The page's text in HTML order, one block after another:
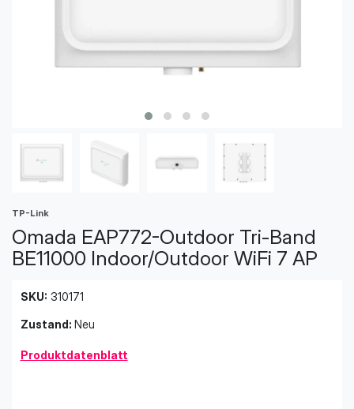
TP-Link
Omada EAP772-Outdoor Tri-Band
BE11000 Indoor/Outdoor WiFi 7 AP
SKU: 310171
Zustand: Neu
Produktdatenblatt